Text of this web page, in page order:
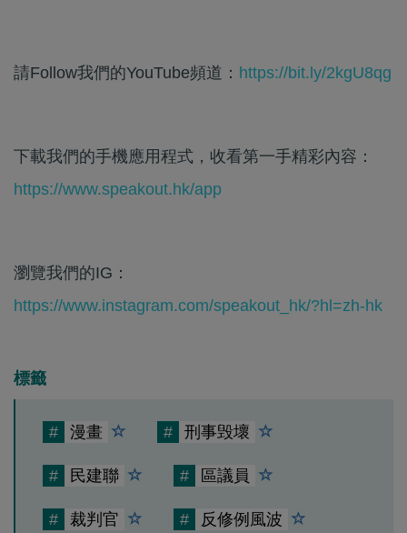
請Follow我們的YouTube頻道： https://bit.ly/2kgU8qg
下載我們的手機應用程式，收看第一手精彩內容：
https://www.speakout.hk/app
瀏覽我們的IG：
https://www.instagram.com/speakout_hk/?hl=zh-hk
標籤
# 漫畫 # 刑事毁壞
# 民建聯 # 區議員
# 裁判官 # 反修例風波